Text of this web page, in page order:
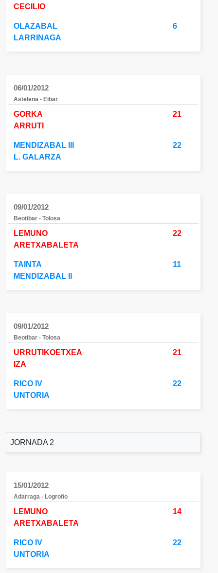
CECILIO
OLAZABAL
LARRINAGA
6
06/01/2012
Astelena - Eibar
GORKA
ARRUTI
21
MENDIZABAL III
L. GALARZA
22
09/01/2012
Beotibar - Tolosa
LEMUNO
ARETXABALETA
22
TAINTA
MENDIZABAL II
11
09/01/2012
Beotibar - Tolosa
URRUTIKOETXEA
IZA
21
RICO IV
UNTORIA
22
JORNADA 2
15/01/2012
Adarraga - Logroño
LEMUNO
ARETXABALETA
14
RICO IV
UNTORIA
22